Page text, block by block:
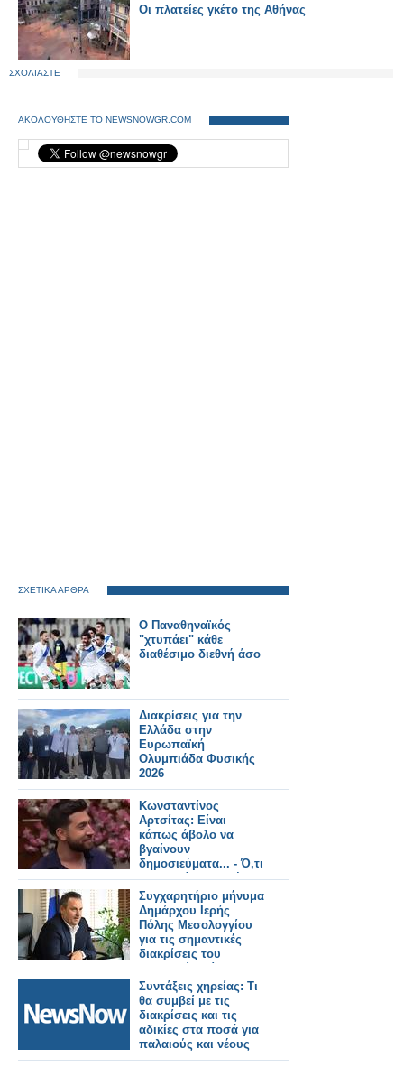
Οι πλατείες γκέτο της Αθήνας
ΣΧΟΛΙΑΣΤΕ
ΑΚΟΛΟΥΘΗΣΤΕ ΤΟ NEWSNOWGR.COM
ΣΧΕΤΙΚΑ ΑΡΘΡΑ
Ο Παναθηναϊκός
"χτυπάει" κάθε
διαθέσιμο διεθνή άσο
Διακρίσεις για την
Ελλάδα στην
Ευρωπαϊκή
Ολυμπιάδα Φυσικής
2026
Κωνσταντίνος
Αρτσίτας: Είναι
κάπως άβολο να
βγαίνουν
δημοσιεύματα... - Ό,τι
και να κάνει η Ελένη
Τσολάκη θα το κάνει
τέλεια
Συγχαρητήριο μήνυμα
Δημάρχου Ιερής
Πόλης Μεσολογγίου
για τις σημαντικές
διακρίσεις του
Ναυτικού Ομίλου
Μεσολογγίου και των
αθλητών του στο 10ο
Πανελλήνιο
Πρωτάθλημα Κανόε-
Καγιάκ
Συντάξεις χηρείας: Τι
θα συμβεί με τις
διακρίσεις και τις
αδικίες στα ποσά για
παλαιούς και νέους
δικαιούχους